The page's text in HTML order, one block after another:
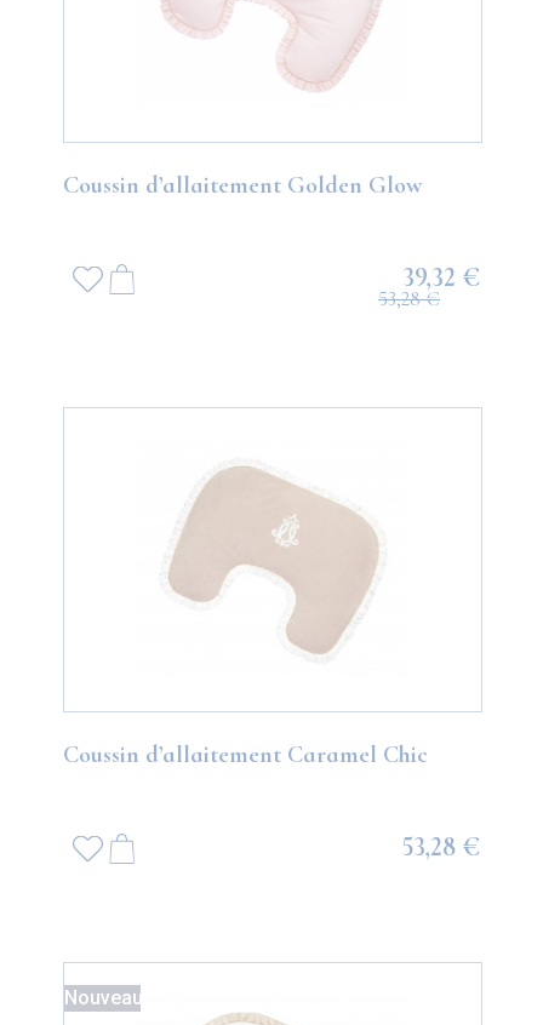
Coussin d’allaitement Golden Glow
39,32 €
53,28 €
Coussin d’allaitement Caramel Chic
53,28 €
Nouveau